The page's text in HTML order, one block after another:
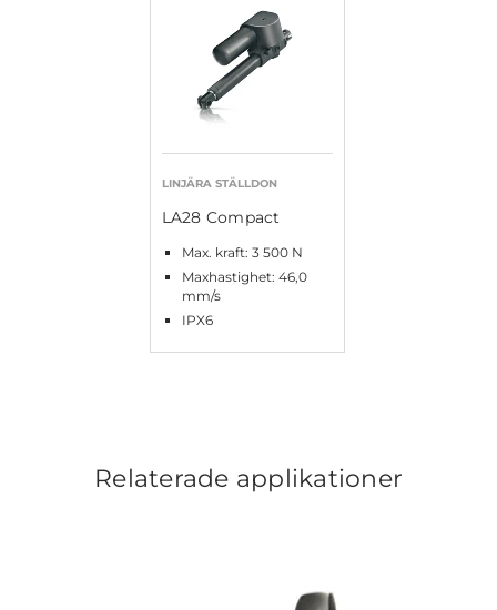
LINJÄRA STÄLLDON
LA28 Compact
Max. kraft: 3 500 N
Maxhastighet: 46,0
mm/s
IPX6
Relaterade applikationer